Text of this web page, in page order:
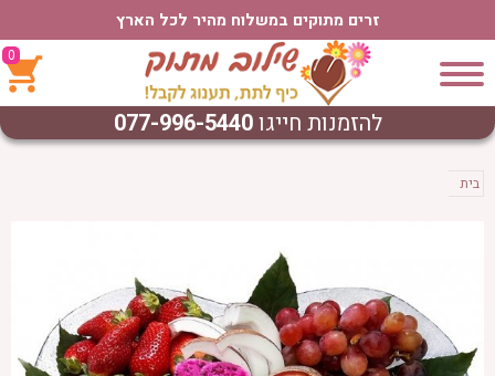
זרים מתוקים במשלוח מהיר לכל הארץ
0
להזמנות חייגו077-996-5440
בית